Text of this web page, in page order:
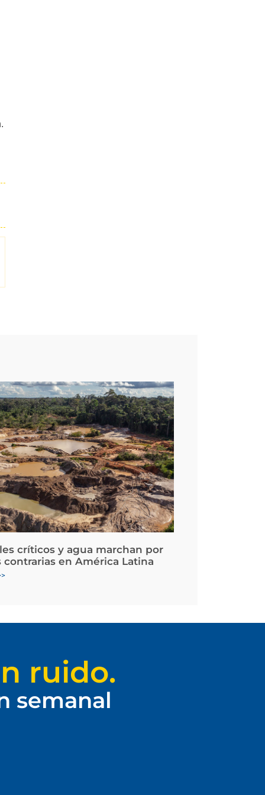
críticos y agua marchan por
contrarias en América Latina
ruido.
semanal